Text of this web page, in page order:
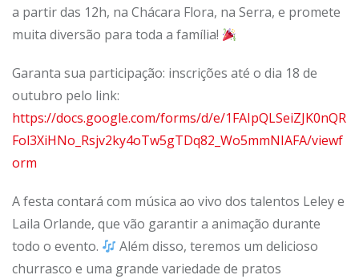
a partir das 12h, na Chácara Flora, na Serra, e promete
muita diversão para toda a família!
Garanta sua participação: inscrições até o dia 18 de
outubro pelo link:
https://docs.google.com/forms/d/e/1FAIpQLSeiZJK0nQR
Fol3XiHNo_Rsjv2ky4oTw5gTDq82_Wo5mmNIAFA/viewf
orm
A festa contará com música ao vivo dos talentos Leley e
Laila Orlande, que vão garantir a animação durante
todo o evento.
Além disso, teremos um delicioso
churrasco e uma grande variedade de pratos